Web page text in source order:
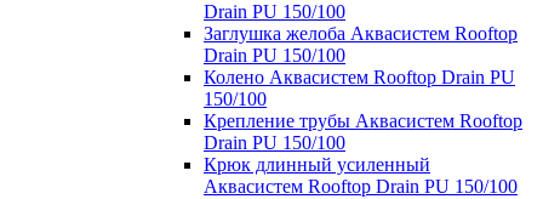
Drain PU 150/100
Заглушка желоба Аквасистем Rooftop
Drain PU 150/100
Колено Аквасистем Rooftop Drain PU
150/100
Крепление трубы Аквасистем Rooftop
Drain PU 150/100
Крюк длинный усиленный
Аквасистем Rooftop Drain PU 150/100